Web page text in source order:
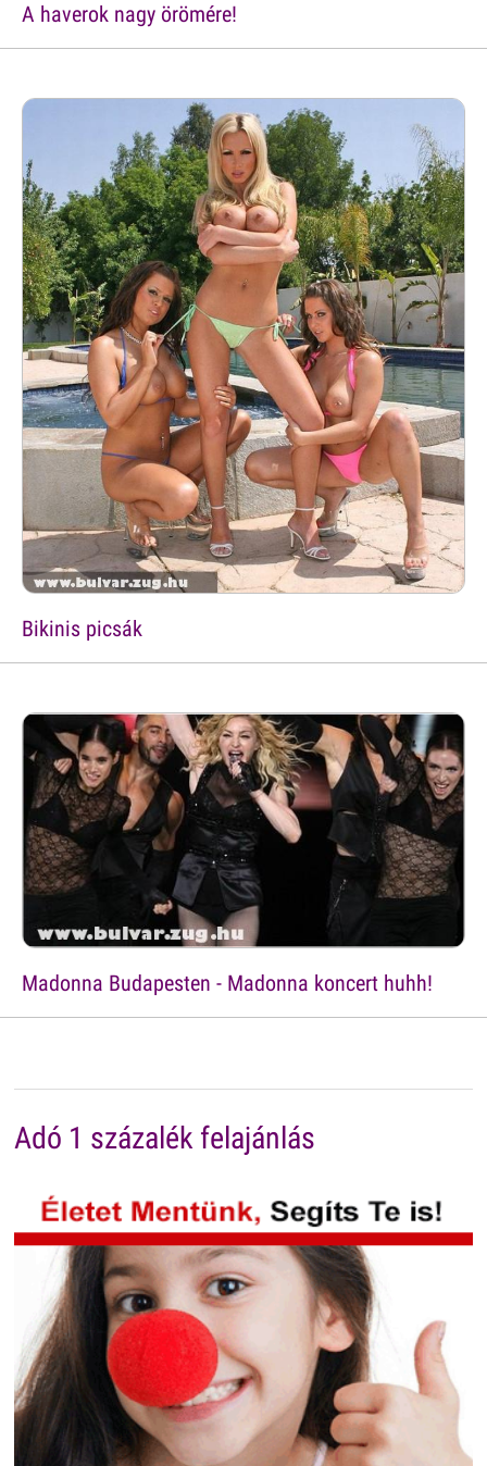
A haverok nagy örömére!
Bikinis picsák
Madonna Budapesten - Madonna koncert huhh!
Adó 1 százalék felajánlás